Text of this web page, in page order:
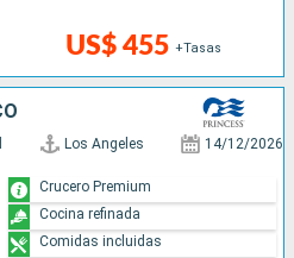
US$ 455 +Tasas
Los Angeles 14/12/2026
Crucero Premium
Cocina refinada
Comidas incluidas